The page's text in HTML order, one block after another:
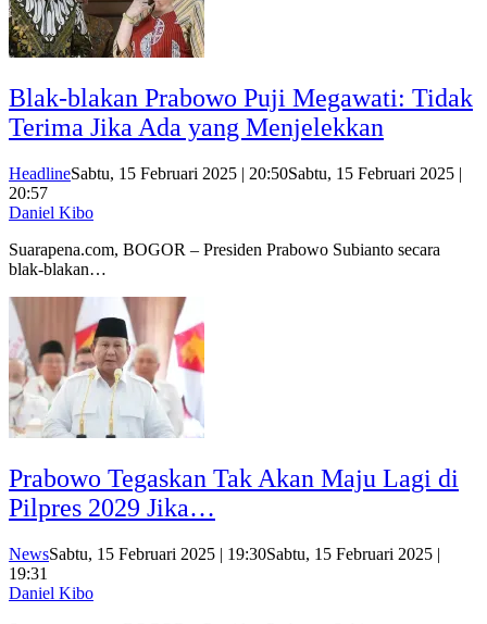
Blak-blakan Prabowo Puji Megawati: Tidak
Terima Jika Ada yang Menjelekkan
HeadlineSabtu, 15 Februari 2025 | 20:50Sabtu, 15 Februari 2025 |
20:57
Daniel Kibo
Suarapena.com, BOGOR – Presiden Prabowo Subianto secara
blak-blakan…
Prabowo Tegaskan Tak Akan Maju Lagi di
Pilpres 2029 Jika…
NewsSabtu, 15 Februari 2025 | 19:30Sabtu, 15 Februari 2025 |
19:31
Daniel Kibo